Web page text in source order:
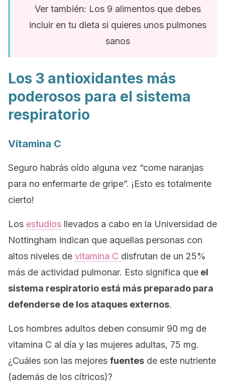
Ver también: Los 9 alimentos que debes
incluir en tu dieta si quieres unos pulmones
sanos
Los 3 antioxidantes más
poderosos para el sistema
respiratorio
Vitamina C
Seguro habrás oído alguna vez “come naranjas
para no enfermarte de gripe”. ¡Esto es totalmente
cierto!
Los estudios llevados a cabo en la Universidad de
Nottingham indican que aquellas personas con
altos niveles de vitamina C disfrutan de un 25%
más de actividad pulmonar. Esto significa que el
sistema respiratorio está más preparado para
defenderse de los ataques externos.
Los hombres adultos deben consumir 90 mg de
vitamina C al día y las mujeres adultas, 75 mg.
¿Cuáles son las mejores fuentes de este nutriente
(además de los cítricos)?